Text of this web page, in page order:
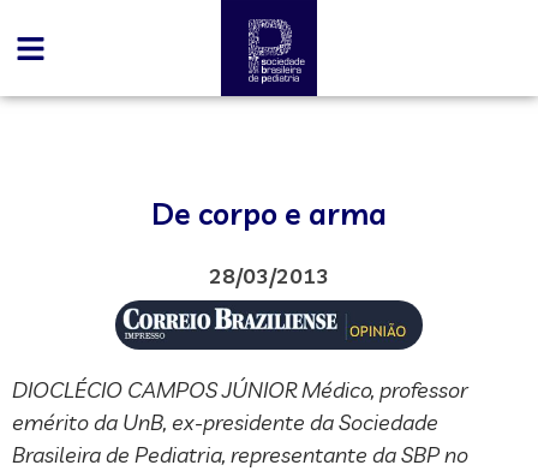
De corpo e arma
28/03/2013
DIOCLÉCIO CAMPOS JÚNIOR Médico, professor
emérito da UnB, ex-presidente da Sociedade
Brasileira de Pediatria, representante da SBP no